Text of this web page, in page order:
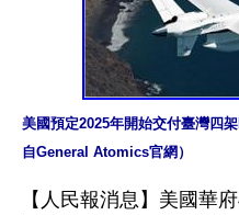
美國預定2025年開始交付臺灣四
自General Atomics官網）
【人民報消息】美國華